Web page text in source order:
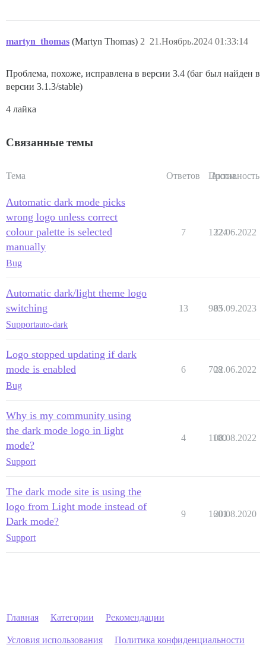
martyn_thomas (Martyn Thomas) 21.Ноябрь.2024 01:33:14
2
Проблема, похоже, исправлена в версии 3.4 (баг был найден в
версии 3.1.3/stable)
4 лайка
Связанные темы
Тема Ответов Просм.
Активность
Automatic dark mode picks
wrong logo unless correct
colour palette is selected
manually
Bug
7 1324
22.06.2022
Automatic dark/light theme logo
switching
Supportauto-dark
13 983
05.09.2023
Logo stopped updating if dark
mode is enabled
Bug
6 708
22.06.2022
Why is my community using
the dark mode logo in light
mode?
Support
4 1100
08.08.2022
The dark mode site is using the
logo from Light mode instead of
Dark mode?
Support
9 1601
20.08.2020
Главная Категории Рекомендации
Условия использования Политика конфиденциальности